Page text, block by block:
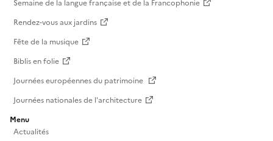
Semaine de la langue française et de la Francophonie
Rendez-vous aux jardins
Fête de la musique
Biblis en folie
Journées européennes du patrimoine
Journées nationales de l'architecture
Menu
Actualités